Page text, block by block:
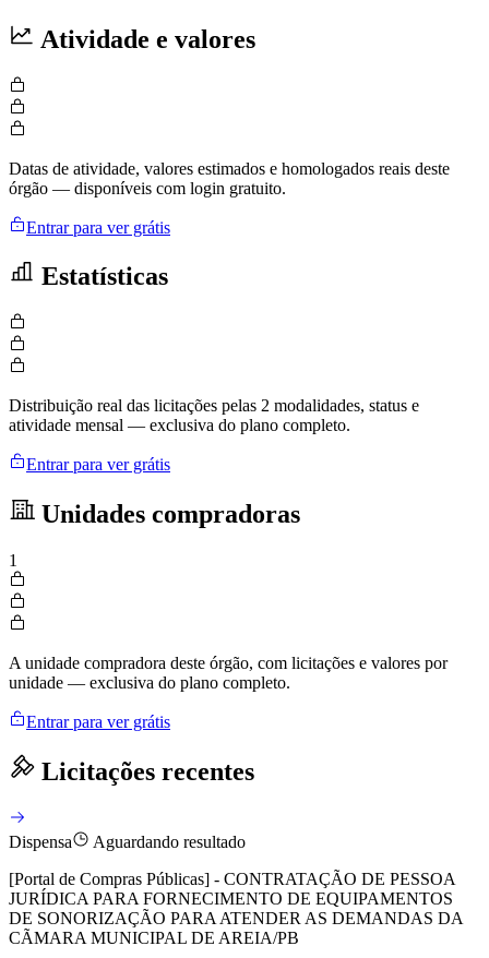
Atividade e valores
Datas de atividade, valores estimados e homologados reais deste
órgão — disponíveis com login gratuito.
Entrar para ver grátis
Estatísticas
Distribuição real das licitações pelas 2 modalidades, status e
atividade mensal — exclusiva do plano completo.
Entrar para ver grátis
Unidades compradoras
1
A unidade compradora deste órgão, com licitações e valores por
unidade — exclusiva do plano completo.
Entrar para ver grátis
Licitações recentes
Dispensa
Aguardando resultado
[Portal de Compras Públicas] - CONTRATAÇÃO DE PESSOA
JURÍDICA PARA FORNECIMENTO DE EQUIPAMENTOS
DE SONORIZAÇÃO PARA ATENDER AS DEMANDAS DA
CÃMARA MUNICIPAL DE AREIA/PB